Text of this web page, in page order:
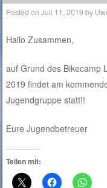
Posted onJuli 11, 2019 by
Hallo Zusammen,
auf Grund des Bikecamp
2019 findet am
Jugendgruppe statt!!
Eure Jugendbetreuer
Teilen mit: